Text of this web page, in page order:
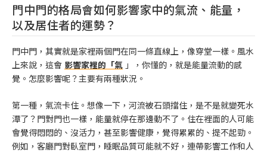
門中門的格局會如何影響家中的氣流、能量，
以及居住者的運勢？
門中門，其實就是家裡兩個門在同一條直線上，像穿堂一樣。風水
上來說，這會 影響家裡的「氣 」，你懂的，就是能量流動的感
覺。怎麼影響呢？主要有兩種狀況。
第一種，氣流卡住。想像一下，河流被石頭擋住，是不是就變死水
潭了？門對門也一樣，能量就停在那邊動不了。住在裡面的人可能
會覺得悶悶的、沒活力，甚至影響健康，覺得累累的、提不起勁。
例如，客廳門對臥室門，睡眠品質可能就不好，連帶影響工作和人